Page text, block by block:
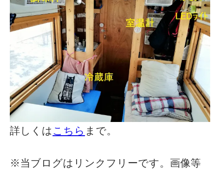
詳しくは こちら まで。
※当ブログはリンクフリーです。画像等